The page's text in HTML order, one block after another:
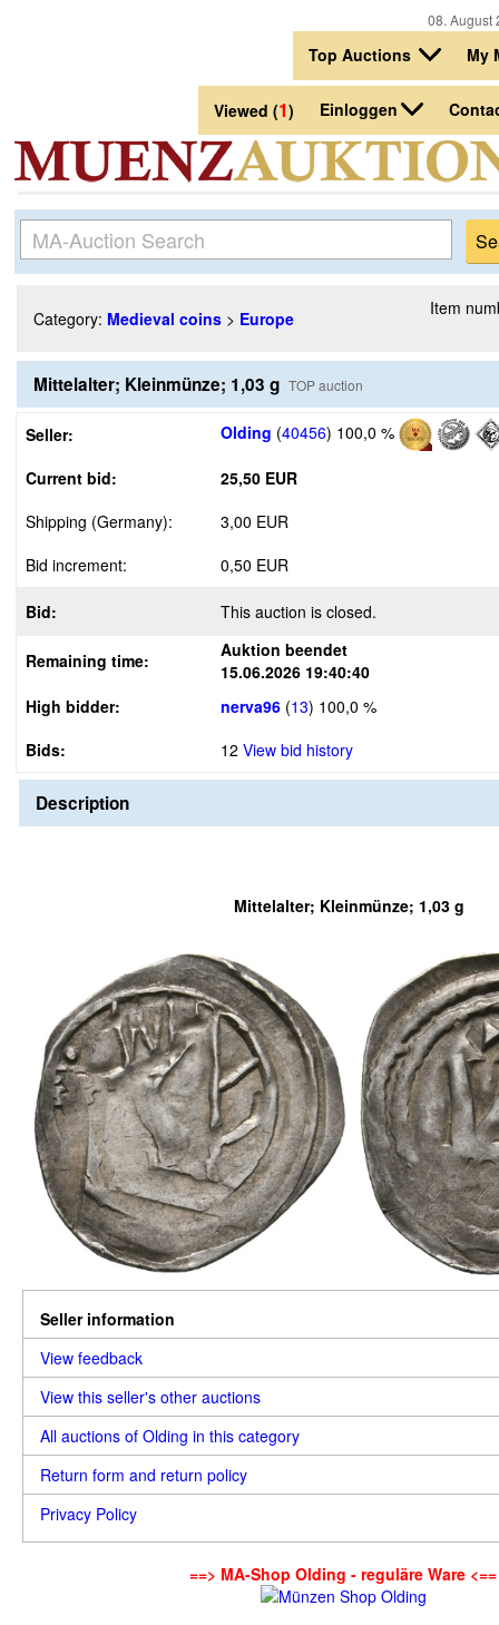
08.
Top Auctions My
Viewed (1) Einloggen
Category: Medieval coins > Europe Item
Mittelalter; Kleinmünze; 1,03 g TOP auction
Seller: Olding (40456) 100,0 %
Current bid:
25,50 EUR
Shipping (Germany):
3,00 EUR
Bid increment:
0,50 EUR
Bid: This auction is closed.
Remaining time:
Auktion beendet
15.06.2026 19:40:40
High bidder:
nerva96 (13) 100,0 %
Bids:
12 View bid history
Description
Mittelalter; Kleinmünze; 1,03 g
Seller information
View feedback
View this seller's other auctions
All auctions of Olding in this category
Return form and return policy
Privacy Policy
==> MA-Shop Olding - reguläre Ware <==